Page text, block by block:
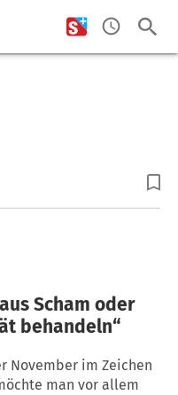
Scham oder
behandeln“
November im Zeichen
man vor allem